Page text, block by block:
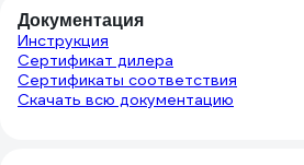
Документация
Инструкция
Сертификат дилера
Сертификаты соответствия
Скачать всю документацию